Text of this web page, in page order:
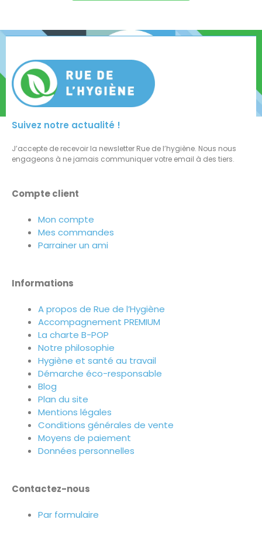
Suivez notre actualité !
J’accepte de recevoir la newsletter Rue de l’hygiène. Nous nous
engageons à ne jamais communiquer votre email à des tiers.
Compte client
Mon compte
Mes commandes
Parrainer un ami
Informations
A propos de Rue de l’Hygiène
Accompagnement PREMIUM
La charte B-POP
Notre philosophie
Hygiène et santé au travail
Démarche éco-responsable
Blog
Plan du site
Mentions légales
Conditions générales de vente
Moyens de paiement
Données personnelles
Contactez-nous
Par formulaire